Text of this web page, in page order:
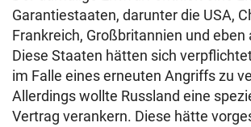
Garantiestaaten, darunter die USA,
Frankreich, Großbritannien und eben
Diese Staaten hätten sich
im Falle eines erneuten Angriffs zu
Allerdings wollte Russland eine
Vertrag verankern. Diese hätte